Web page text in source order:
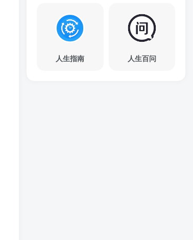
人生指南 人生百问